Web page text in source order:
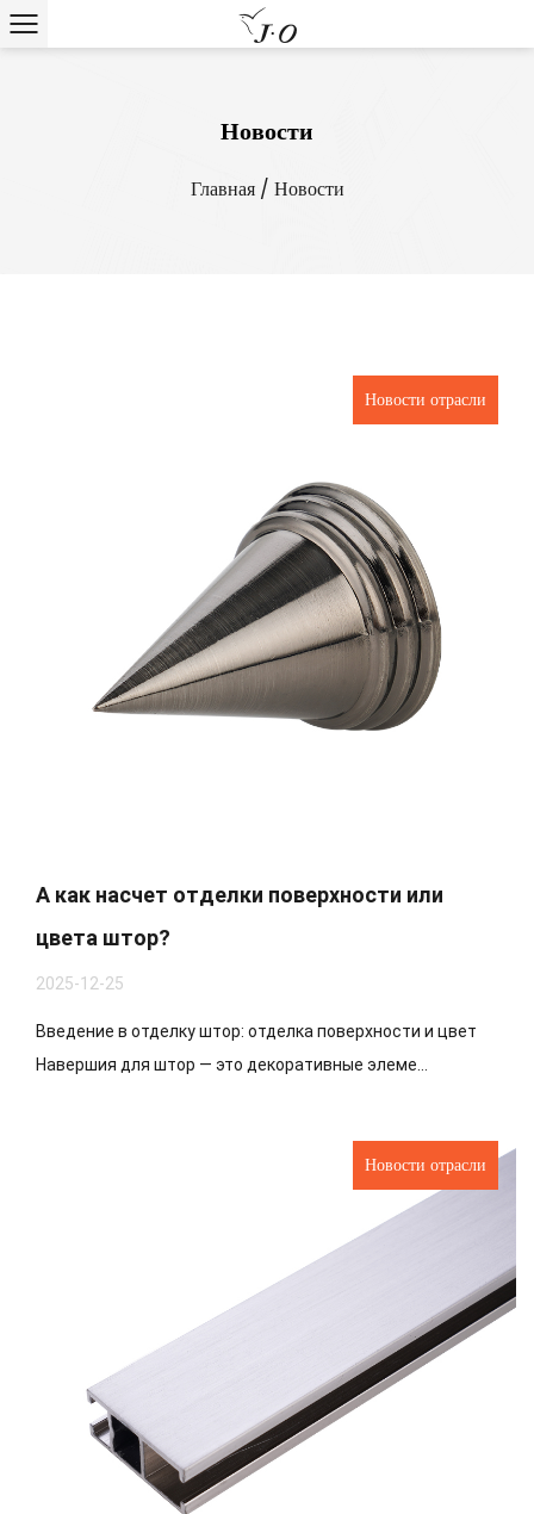
Новости
Главная/ Новости
Новости отрасли
А как насчет отделки поверхности или
цвета штор?
2025-12-25
Введение в отделку штор: отделка поверхности и цвет
Навершия для штор — это декоративные элеме...
Новости отрасли